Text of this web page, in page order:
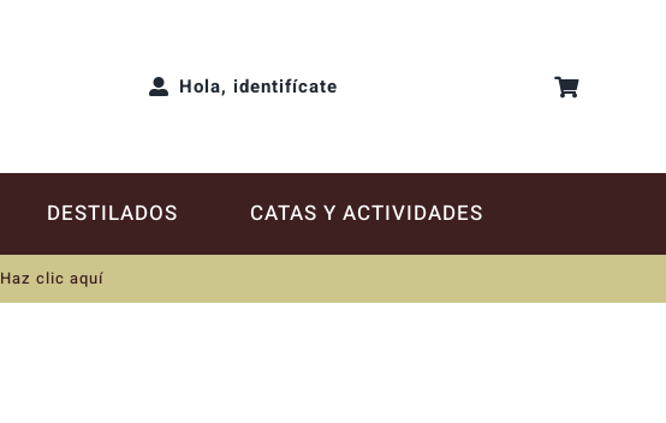
Hola, identifícate
DESTILADOS CATAS Y ACTIVIDADES
Haz clic aquí